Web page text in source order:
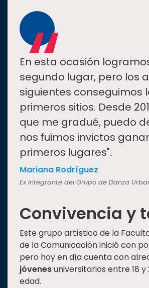
“
En esta ocasión
segundo lugar, pero los
siguientes conseguimos
primeros sitios. Desde
que me gradué, puedo
nos fuimos invictos
primeros lugares".
Mariana Rodríguez
Ex integrante del Grupo de Danza
Convivencia y
Este grupo artístico de la
de la Comunicación inició con
pero hoy en día cuenta con
jóvenesuniversitarios entre 18 y
edad.